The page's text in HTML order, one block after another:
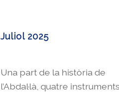
Juliol 2025
Una part de la història de
l’Abdal·là, quatre